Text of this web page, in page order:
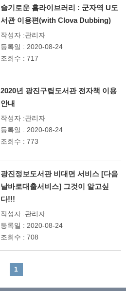
슬기로운 홈라이브러리 : 군자역 U도
서관 이용편(with Clova Dubbing)
작성자 :관리자
등록일 : 2020-08-24
조회수 : 717
2020년 광진구립도서관 전자책 이용
안내
작성자 :관리자
등록일 : 2020-08-24
조회수 : 773
광진정보도서관 비대면 서비스 [다음
날바로대출서비스] 그것이 알고싶
다!!!
작성자 :관리자
등록일 : 2020-08-24
조회수 : 708
1